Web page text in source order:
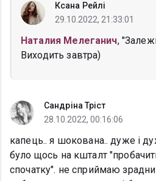
Ксана Рейлі
29.10.2022, 21:33:01
Наталия Мелеганич,
Виходить завтра)
Сандріна Тріст
28.10.2022, 00:16:06
капець.. я шокована.. дуже і
було щось на кшталт
спочатку". не сприймаю